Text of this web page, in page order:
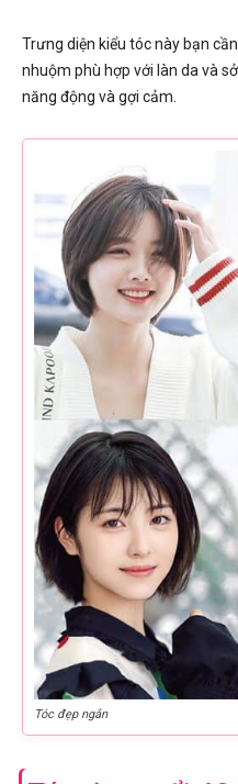
Trưng diện kiểu tóc này bạn
nhuộm phù hợp với làn da và
năng động và gợi cảm.
Tóc đẹp ngắn